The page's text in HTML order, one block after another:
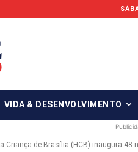
VIDA & DESENVOLVIMENTO
Criança de Brasília (HCB) inaugura 48